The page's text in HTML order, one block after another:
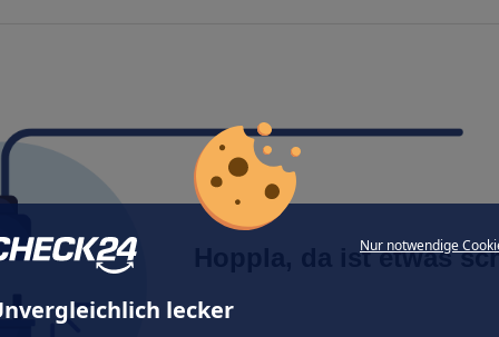
Nur notwendige
lecker
Hoppla, da ist etwas